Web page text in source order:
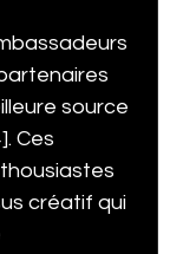
source
Ces
créatif qui